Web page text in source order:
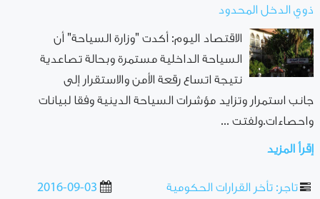
ذوي الدخل المحدود
الاقتصاد اليوم: أكدت "وزارة السياحة" أن
السياحة الداخلية مستمرة وبحالة تصاعدية
نتيجة اتساع رقعة الأمن والاستقرار إلى
جانب استمرار وتزايد مؤشرات السياحة الدينية وفقا لبيانات
واحصاءات.ولفتت ...
إقرأ المزيد
2016-09-03
تاجر: تأخر القرارات الحكومية